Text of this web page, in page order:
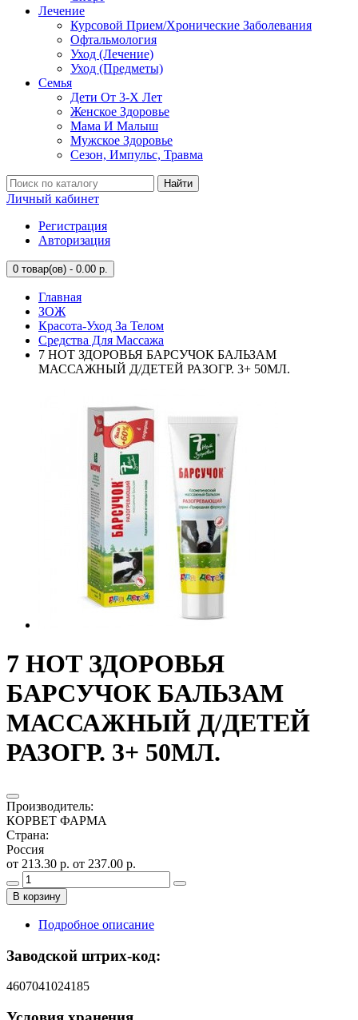
Лечение
Курсовой Прием/Хронические Заболевания
Офтальмология
Уход (Лечение)
Уход (Предметы)
Семья
Дети От 3-Х Лет
Женское Здоровье
Мама И Малыш
Мужское Здоровье
Сезон, Импульс, Травма
Найти
Личный кабинет
Регистрация
Авторизация
0 товар(ов) - 0.00 р.
Главная
ЗОЖ
Красота-Уход За Телом
Средства Для Массажа
7 НОТ ЗДОРОВЬЯ БАРСУЧОК БАЛЬЗАМ
МАССАЖНЫЙ Д/ДЕТЕЙ РАЗОГР. 3+ 50МЛ.
7 НОТ ЗДОРОВЬЯ
БАРСУЧОК БАЛЬЗАМ
МАССАЖНЫЙ Д/ДЕТЕЙ
РАЗОГР. 3+ 50МЛ.
Производитель:
КОРВЕТ ФАРМА
Страна:
Россия
от 213.30 р. от 237.00 р.
В корзину
Подробное описание
Заводской штрих-код:
4607041024185